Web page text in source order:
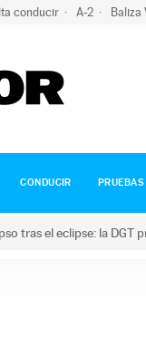
conducir A-2 Baliza
CONDUCIR PRUEBAS
tras el eclipse: la DGT